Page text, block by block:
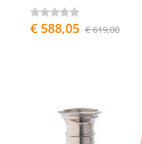
€ 588,05 € 619,00